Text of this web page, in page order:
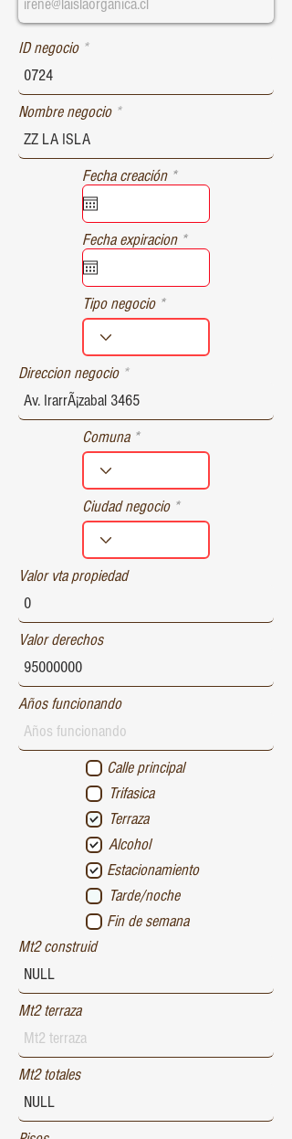
ID negocio
Nombre negocio
Fecha creación *r
e
u
i
d
Fecha expiracion *r
e
u
r
d
Tipo negocio
Direccion negocio
Comuna
Ciudad negocio
Valor vta propiedad
Valor derechos
Años funcionando
Calle principal
Trifasica
Terraza
Alcohol
Estacionamiento
Tarde/noche
Fin de semana
Mt2 construid
Mt2 terraza
Mt2 totales